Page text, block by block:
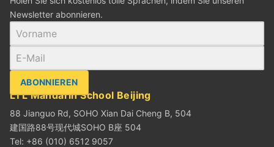
Newsletter abonnieren.
ABONNIEREN
LTL Mandarin School Beijing
88 Jianguo Rd, SOHO Xian Dai Cheng B, 504
建国路88号现代城SOHO B座 504
Tel: +86 (010) 6512 9057